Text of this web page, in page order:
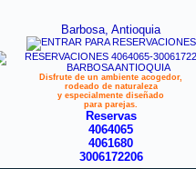
Barbosa, Antioquia
Disfrute de un ambiente acogedor,
rodeado de naturaleza
y especialmente diseñado
para parejas.
Reservas
4064065
4061680
3006172206